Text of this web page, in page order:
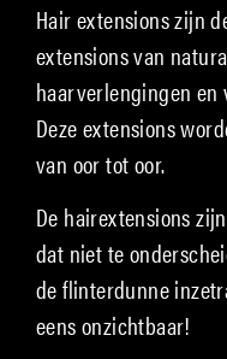
Hair extensions zijn
extensions van
haarverlengingen
Deze extensions
van oor tot oor.
De hairextensions
dat niet te
de flinterdunne
eens onzichtbaar!